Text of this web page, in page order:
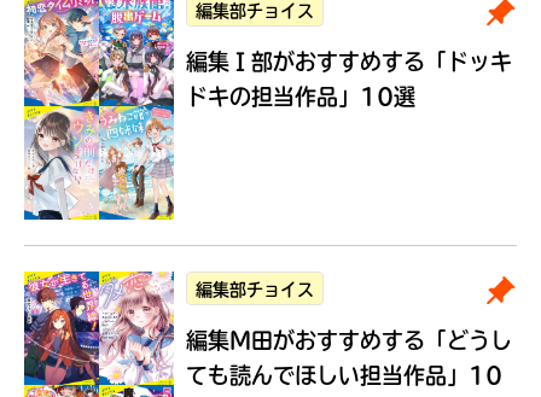
編集部チョイス
編集Ｉ部がおすすめする 「ドッキ
ドキの担当作品」10選
編集部チョイス
編集M田がおすすめする 「どうし
ても読んでほしい担当作品」10